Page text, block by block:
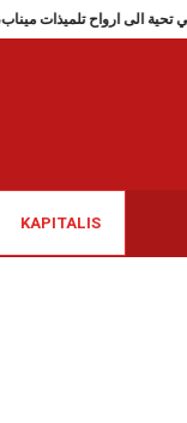
مونديال 2026: في تحية الى ارواح تلميذات ميناب، منتخب إيران يضع دَبُّوس رقم 168
KAPITALIS